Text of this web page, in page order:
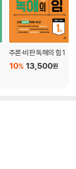
추론·비판 독해의 힘 1
13,500원
10%